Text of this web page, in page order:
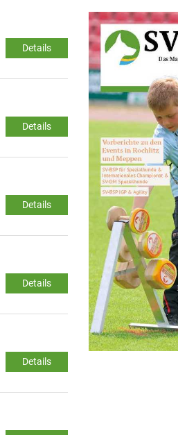
Details
Details
Details
Details
Details